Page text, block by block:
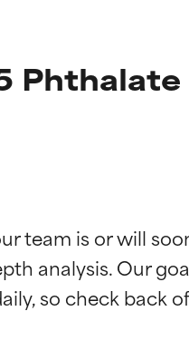
team is or will
analysis. Our